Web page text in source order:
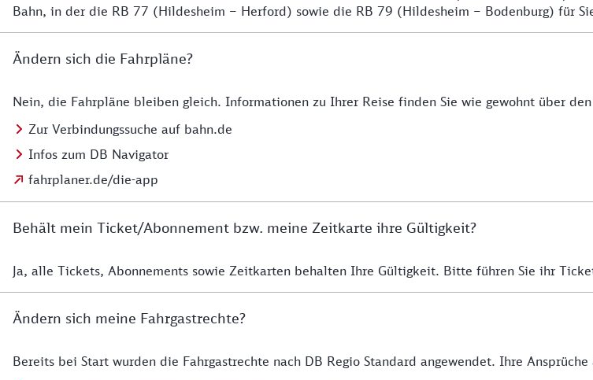
Bahn, in der die RB 77 (Hildesheim – Herford) sowie die RB 79 (Hildesheim – Bodenburg) für
Ändern sich die Fahrpläne?
Details zu den Fahrplänen
Nein, die Fahrpläne bleiben gleich. Informationen zu Ihrer Reise finden Sie wie gewohnt über
Zur Verbindungssuche auf bahn.de
Infos zum DB Navigator
fahrplaner.de/die-app
Behält mein Ticket/Abonnement bzw. meine Zeitkarte ihre Gültigkeit?
Details zur Zeitkarte
Ja, alle Tickets, Abonnements sowie Zeitkarten behalten Ihre Gültigkeit. Bitte führen Sie ihr
Ändern sich meine Fahrgastrechte?
Details zu Fahrgastrechten
Bereits bei Start wurden die Fahrgastrechte nach DB Regio Standard angewendet. Ihre